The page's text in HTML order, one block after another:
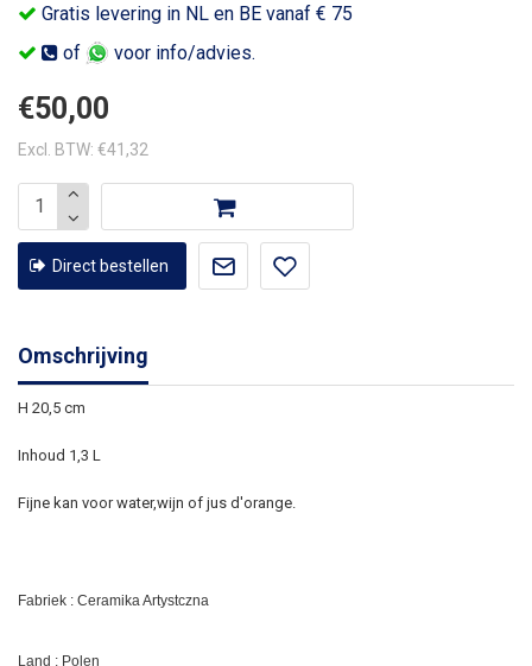
Gratis levering in NL en BE vanaf € 75
of
voor info/advies.
€50,00
Excl. BTW: €41,32
Direct bestellen
Omschrijving
H 20,5 cm
Inhoud 1,3 L
Fijne kan voor water,wijn of jus d'orange.
Fabriek : Ceramika Artystczna
Land : Polen